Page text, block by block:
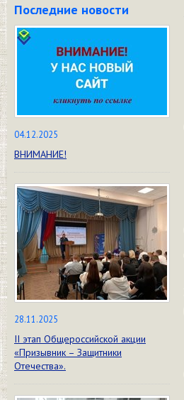
Последние новости
04.12.2025
ВНИМАНИЕ!
28.11.2025
II этап Общероссийской акции
«Призывник – Защитники
Отечества».